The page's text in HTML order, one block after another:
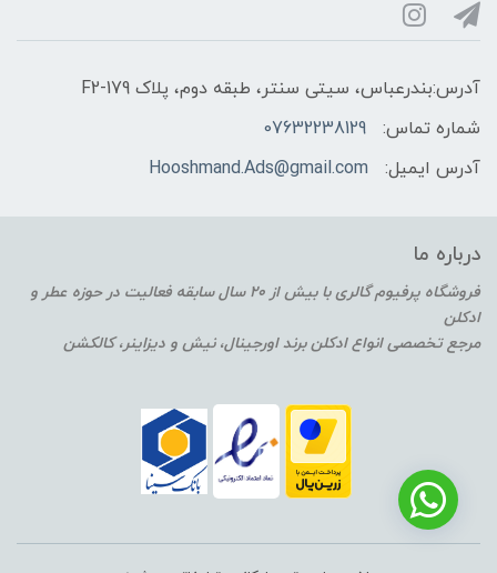
آدرس:بندرعباس، سیتی سنتر، طبقه دوم، پلاک F2-179
شماره تماس:
07632238129
آدرس ایمیل:
Hooshmand.Ads@gmail.com
درباره ما
فروشگاه پرفیوم گالری با بیش از 20 سال سابقه فعالیت در حوزه عطر و
ادکلن
مرجع تخصصی انواع ادکلن برند اورجینال، نیش و دیزاینر، کالکشن